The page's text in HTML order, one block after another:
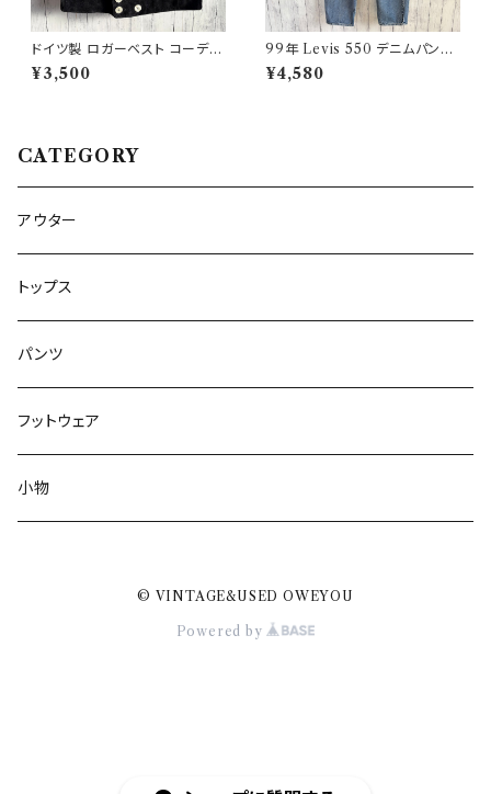
ドイツ製 ロガーベスト コーデュ
ロイベスト ワークベスト 黒 ダブ
ルブレスト
¥3,500
99年 Levis 550 デニムパンツ
ワイドデニム リーバイス ヴィン
テージ 21
¥4,580
CATEGORY
アウター
トップス
パンツ
フットウェア
小物
© VINTAGE&USED OWEYOU
Powered by